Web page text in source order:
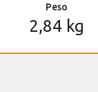
Peso
2,84 kg